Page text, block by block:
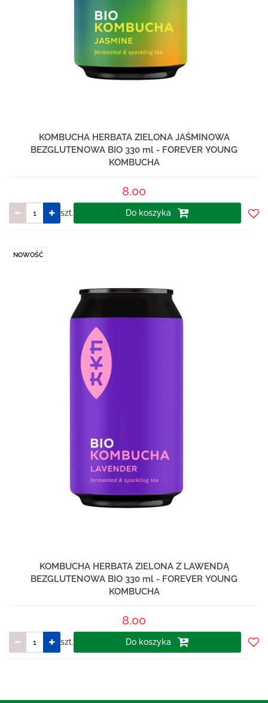
KOMBUCHA HERBATA ZIELONA JAŚMINOWA
BEZGLUTENOWA BIO 330 ml - FOREVER YOUNG
KOMBUCHA
8.00
szt. Do koszyka
NOWOŚĆ
KOMBUCHA HERBATA ZIELONA Z LAWENDĄ
BEZGLUTENOWA BIO 330 ml - FOREVER YOUNG
KOMBUCHA
8.00
szt. Do koszyka